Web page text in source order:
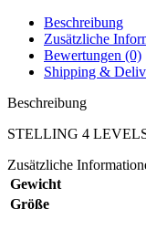
Beschreibung
Zusätzliche
Bewertungen (0)
Shipping &
Beschreibung
STELLING 4
Zusätzliche
Gewicht
Größe